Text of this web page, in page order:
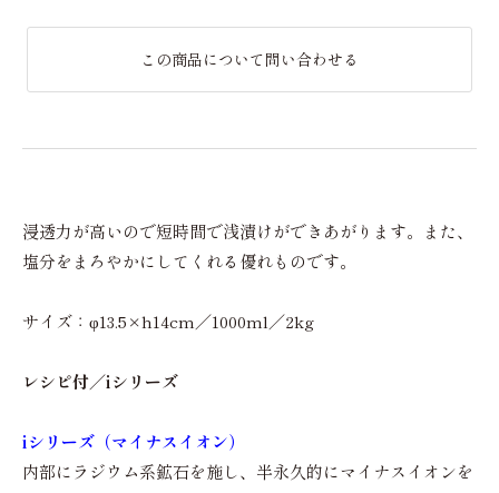
この商品について問い合わせる
浸透力が高いので短時間で浅漬けができあがります。また、
塩分をまろやかにしてくれる優れものです。
サイズ：φ13.5×h14cm／1000ml／2kg
レシピ付／iシリーズ
iシリーズ（マイナスイオン）
内部にラジウム系鉱石を施し、半永久的にマイナスイオンを